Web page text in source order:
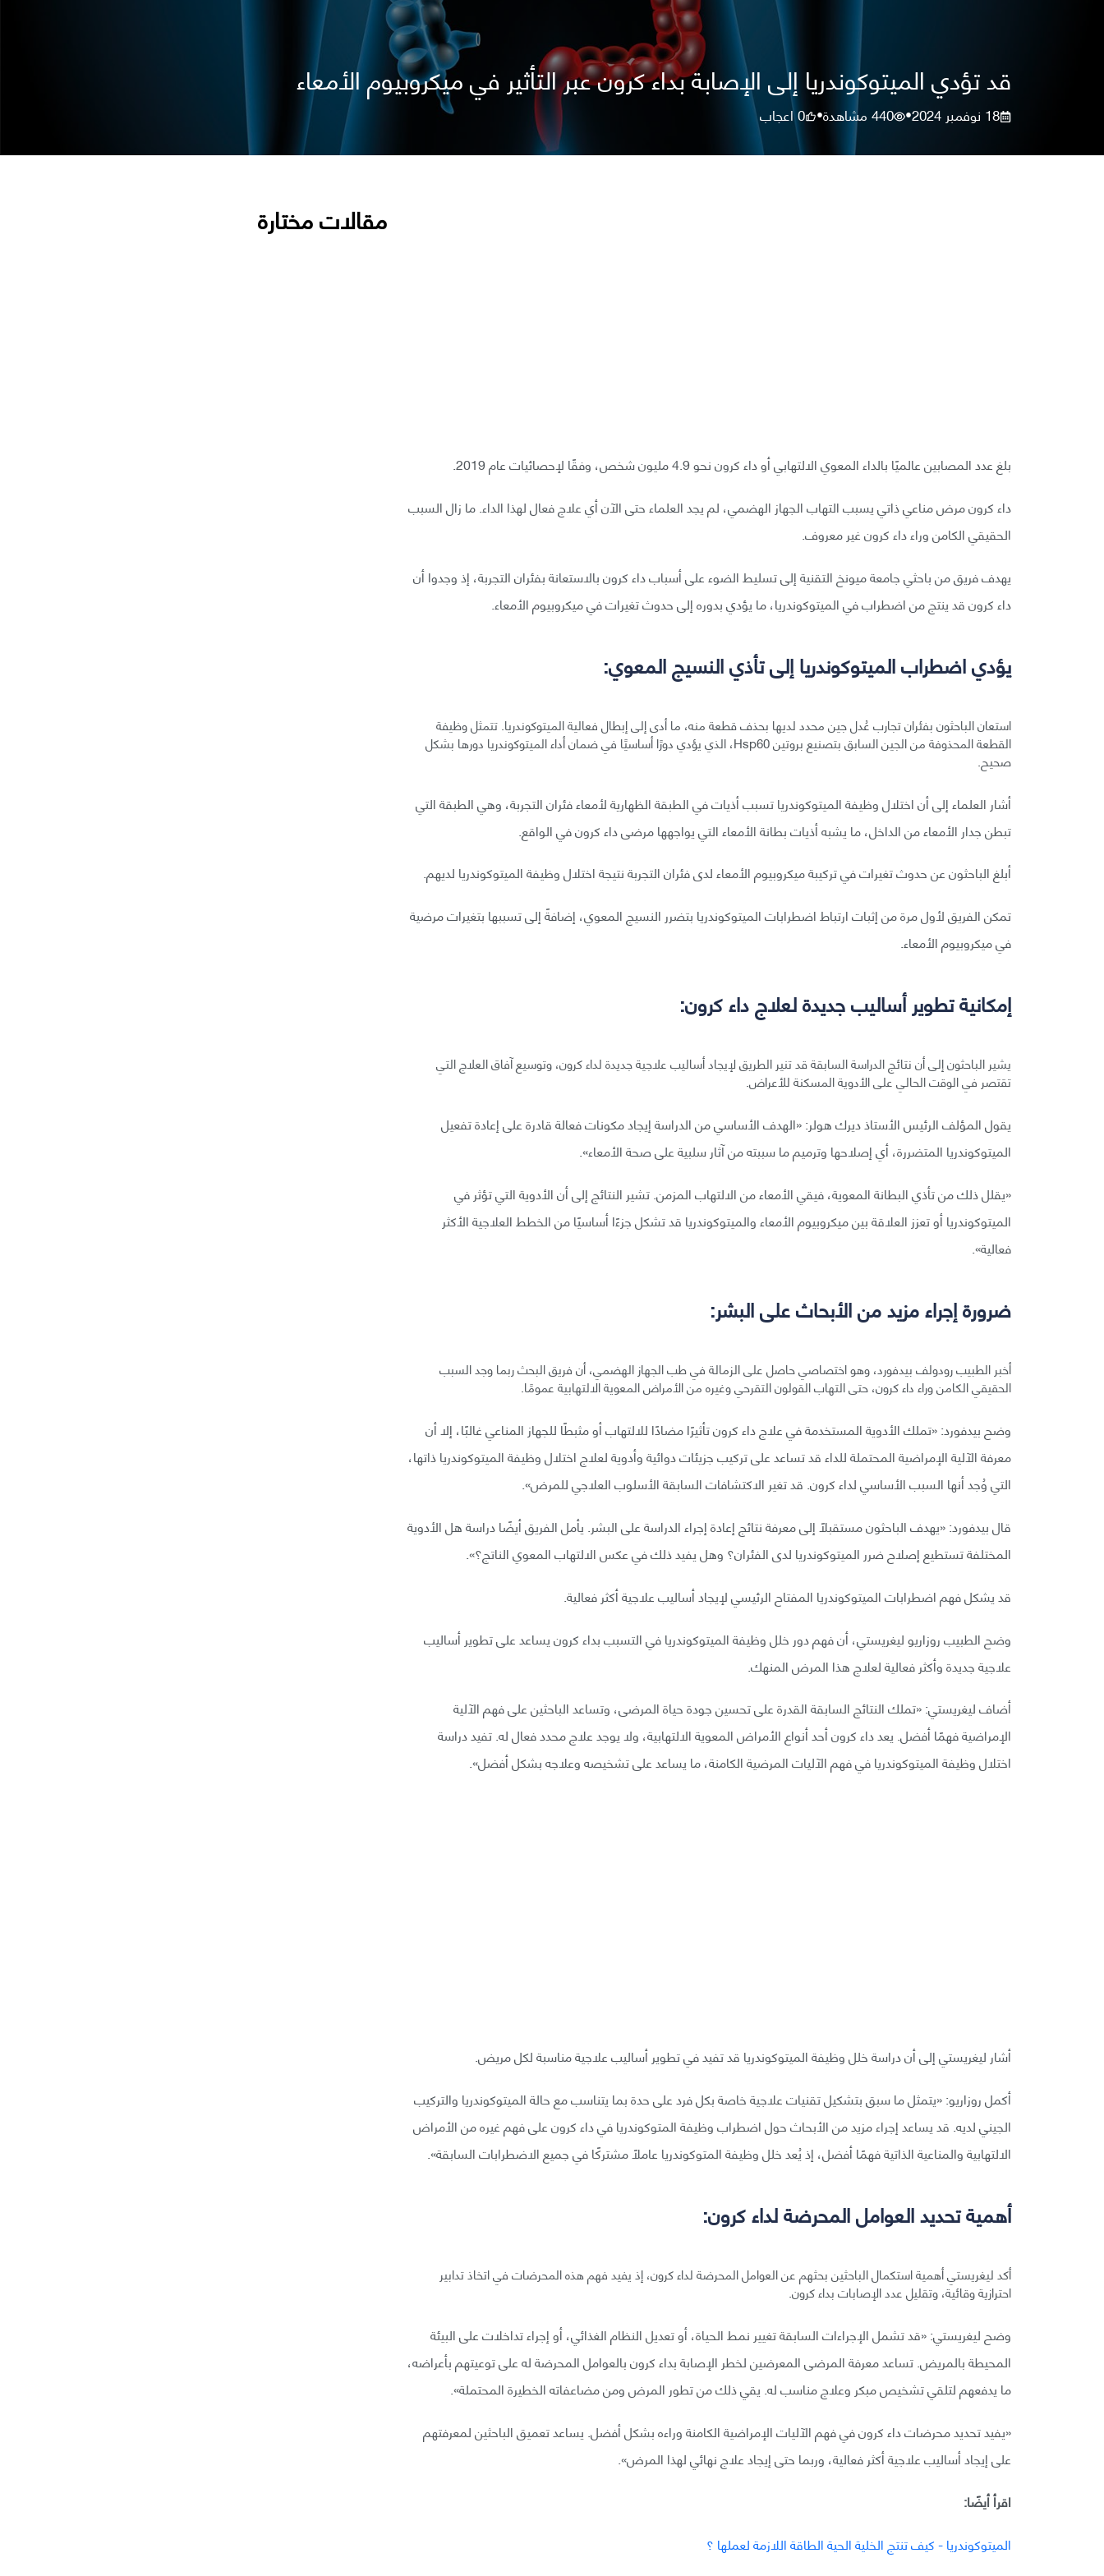
قد تؤدي الميتوكوندريا إلى الإصابة بداء كرون عبر التأثير في ميكروبيوم الأمعاء
18 نوفمبر 2024 •
440مشاهدة•
0اعجاب
بلغ عدد المصابين عالميًا بالداء المعوي الالتهابي أو داء كرون نحو 4.9 مليون شخص، وفقًا لإحصائيات عام 2019.
داء كرون مرض مناعي ذاتي يسبب التهاب الجهاز الهضمي، لم يجد العلماء حتى الآن أي علاج فعال لهذا الداء. ما زال السبب
الحقيقي الكامن وراء داء كرون غير معروف.
يهدف فريق من باحثي جامعة ميونخ التقنية إلى تسليط الضوء على أسباب داء كرون بالاستعانة بفئران التجربة، إذ وجدوا أن
داء كرون قد ينتج من اضطراب في الميتوكوندريا، ما يؤدي بدوره إلى حدوث تغيرات في ميكروبيوم الأمعاء.
يؤدي اضطراب الميتوكوندريا إلى تأذي النسيج المعوي:
استعان الباحثون بفئران تجارب عُدل جين محدد لديها بحذف قطعة منه، ما أدى إلى إبطال فعالية الميتوكوندريا. تتمثل وظيفة
القطعة المحذوفة من الجين السابق بتصنيع بروتين Hsp60، الذي يؤدي دورًا أساسيًا في ضمان أداء الميتوكوندريا دورها بشكل
صحيح.
أشار العلماء إلى أن اختلال وظيفة الميتوكوندريا تسبب أذيات في الطبقة الظهارية لأمعاء فئران التجربة، وهي الطبقة التي
تبطن جدار الأمعاء من الداخل، ما يشبه أذيات بطانة الأمعاء التي يواجهها مرضى داء كرون في الواقع.
أبلغ الباحثون عن حدوث تغيرات في تركيبة ميكروبيوم الأمعاء لدى فئران التجربة نتيجة اختلال وظيفة الميتوكوندريا لديهم.
تمكن الفريق لأول مرة من إثبات ارتباط اضطرابات الميتوكوندريا بتضرر النسيج المعوي، إضافةً إلى تسببها بتغيرات مرضية
في ميكروبيوم الأمعاء.
إمكانية تطوير أساليب جديدة لعلاج داء كرون:
يشير الباحثون إلى أن نتائج الدراسة السابقة قد تنير الطريق لإيجاد أساليب علاجية جديدة لداء كرون، وتوسيع آفاق العلاج التي
تقتصر في الوقت الحالي على الأدوية المسكنة للأعراض.
يقول المؤلف الرئيس الأستاذ ديرك هولر: «الهدف الأساسي من الدراسة إيجاد مكونات فعالة قادرة على إعادة تفعيل
الميتوكوندريا المتضررة، أي إصلاحها وترميم ما سببته من آثار سلبية على صحة الأمعاء».
«يقلل ذلك من تأذي البطانة المعوية، فيقي الأمعاء من الالتهاب المزمن. تشير النتائج إلى أن الأدوية التي تؤثر في
الميتوكوندريا أو تعزز العلاقة بين ميكروبيوم الأمعاء والميتوكوندريا قد تشكل جزءًا أساسيًا من الخطط العلاجية الأكثر
فعالية».
ضرورة إجراء مزيد من الأبحاث على البشر:
أخبر الطبيب رودولف بيدفورد، وهو اختصاصي حاصل على الزمالة في طب الجهاز الهضمي، أن فريق البحث ربما وجد السبب
الحقيقي الكامن وراء داء كرون، حتى التهاب القولون التقرحي وغيره من الأمراض المعوية الالتهابية عمومًا.
وضح بيدفورد: «تملك الأدوية المستخدمة في علاج داء كرون تأثيرًا مضادًا للالتهاب أو مثبطًا للجهاز المناعي غالبًا، إلا أن
معرفة الآلية الإمراضية المحتملة للداء قد تساعد على تركيب جزيئات دوائية وأدوية لعلاج اختلال وظيفة الميتوكوندريا ذاتها،
التي وُجد أنها السبب الأساسي لداء كرون. قد تغير الاكتشافات السابقة الأسلوب العلاجي للمرض».
قال بيدفورد: «يهدف الباحثون مستقبلًا إلى معرفة نتائج إعادة إجراء الدراسة على البشر. يأمل الفريق أيضًا دراسة هل الأدوية
المختلفة تستطيع إصلاح ضرر الميتوكوندريا لدى الفئران؟ وهل يفيد ذلك في عكس الالتهاب المعوي الناتج؟».
قد يشكل فهم اضطرابات الميتوكوندريا المفتاح الرئيسي لإيجاد أساليب علاجية أكثر فعالية.
وضح الطبيب روزاريو ليغريستي، أن فهم دور خلل وظيفة الميتوكوندريا في التسبب بداء كرون يساعد على تطوير أساليب
علاجية جديدة وأكثر فعالية لعلاج هذا المرض المنهك.
أضاف ليغريستي: «تملك النتائج السابقة القدرة على تحسين جودة حياة المرضى، وتساعد الباحثين على فهم الآلية
الإمراضية فهمًا أفضل. يعد داء كرون أحد أنواع الأمراض المعوية الالتهابية، ولا يوجد علاج محدد فعال له. تفيد دراسة
اختلال وظيفة الميتوكوندريا في فهم الآليات المرضية الكامنة، ما يساعد على تشخيصه وعلاجه بشكل أفضل».
أشار ليغريستي إلى أن دراسة خلل وظيفة الميتوكوندريا قد تفيد في تطوير أساليب علاجية مناسبة لكل مريض.
أكمل روزاريو: «يتمثل ما سبق بتشكيل تقنيات علاجية خاصة بكل فرد على حدة بما يتناسب مع حالة الميتوكوندريا والتركيب
الجيني لديه. قد يساعد إجراء مزيد من الأبحاث حول اضطراب وظيفة المتوكوندريا في داء كرون على فهم غيره من الأمراض
الالتهابية والمناعية الذاتية فهمًا أفضل، إذ يُعد خلل وظيفة المتوكوندريا عاملًا مشتركًا في جميع الاضطرابات السابقة».
أهمية تحديد العوامل المحرضة لداء كرون:
أكد ليغريستي أهمية استكمال الباحثين بحثهم عن العوامل المحرضة لداء كرون، إذ يفيد فهم هذه المحرضات في اتخاذ تدابير
احترازية وقائية، وتقليل عدد الإصابات بداء كرون.
وضح ليغريستي: «قد تشمل الإجراءات السابقة تغيير نمط الحياة، أو تعديل النظام الغذائي، أو إجراء تداخلات على البيئة
المحيطة بالمريض. تساعد معرفة المرضى المعرضين لخطر الإصابة بداء كرون بالعوامل المحرضة له على توعيتهم بأعراضه،
ما يدفعهم لتلقي تشخيص مبكر وعلاج مناسب له. يقي ذلك من تطور المرض ومن مضاعفاته الخطيرة المحتملة».
«يفيد تحديد محرضات داء كرون في فهم الآليات الإمراضية الكامنة وراءه بشكل أفضل. يساعد تعميق الباحثين لمعرفتهم
على إيجاد أساليب علاجية أكثر فعالية، وربما حتى إيجاد علاج نهائي لهذا المرض».
اقرأ أيضًا:
الميتوكوندريا - كيف تنتج الخلية الحية الطاقة اللازمة لعملها ؟
مقالات مختارة